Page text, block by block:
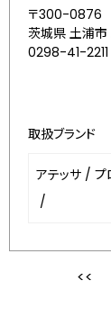
〒300-0876
茨城県 土浦
0298-41-2211
取扱ブランド
アテッサ / プ
/